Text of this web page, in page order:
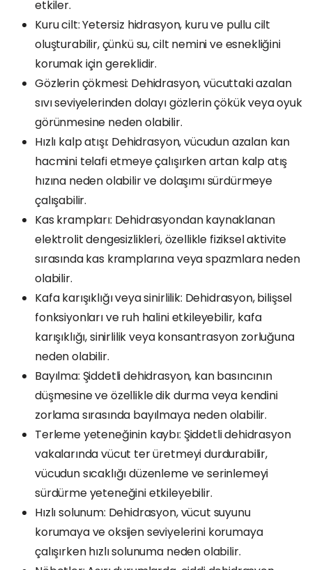
etkiler.
Kuru cilt: Yetersiz hidrasyon, kuru ve pullu cilt
oluşturabilir, çünkü su, cilt nemini ve esnekliğini
korumak için gereklidir.
Gözlerin çökmesi: Dehidrasyon, vücuttaki azalan
sıvı seviyelerinden dolayı gözlerin çökük veya oyuk
görünmesine neden olabilir.
Hızlı kalp atışı: Dehidrasyon, vücudun azalan kan
hacmini telafi etmeye çalışırken artan kalp atış
hızına neden olabilir ve dolaşımı sürdürmeye
çalışabilir.
Kas krampları: Dehidrasyondan kaynaklanan
elektrolit dengesizlikleri, özellikle fiziksel aktivite
sırasında kas kramplarına veya spazmlara neden
olabilir.
Kafa karışıklığı veya sinirlilik: Dehidrasyon, bilişsel
fonksiyonları ve ruh halini etkileyebilir, kafa
karışıklığı, sinirlilik veya konsantrasyon zorluğuna
neden olabilir.
Bayılma: Şiddetli dehidrasyon, kan basıncının
düşmesine ve özellikle dik durma veya kendini
zorlama sırasında bayılmaya neden olabilir.
Terleme yeteneğinin kaybı: Şiddetli dehidrasyon
vakalarında vücut ter üretmeyi durdurabilir,
vücudun sıcaklığı düzenleme ve serinlemeyi
sürdürme yeteneğini etkileyebilir.
Hızlı solunum: Dehidrasyon, vücut suyunu
korumaya ve oksijen seviyelerini korumaya
çalışırken hızlı solunuma neden olabilir.